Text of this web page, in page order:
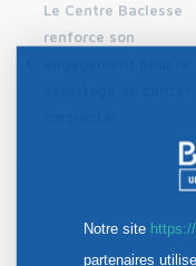
Le Centre Baclesse
renforce son
Notre site
partenaires